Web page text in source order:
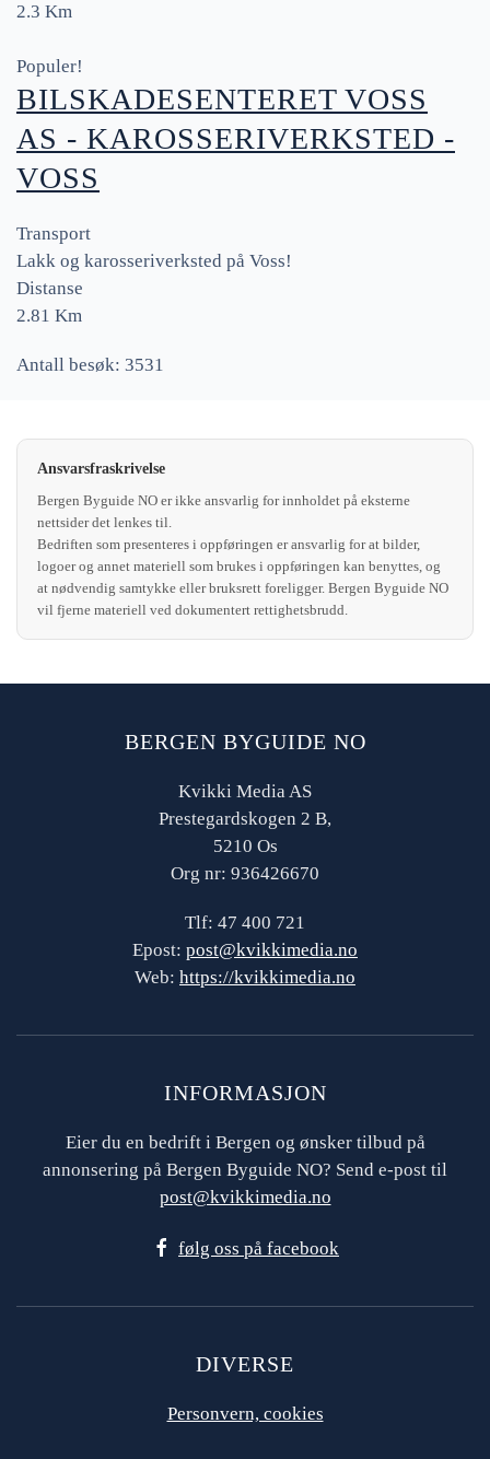
2.3 Km
Populer!
BILSKADESENTERET VOSS
AS - KAROSSERIVERKSTED -
VOSS
Transport
Lakk og karosseriverksted på Voss!
Distanse
2.81 Km
Antall besøk: 3531
Ansvarsfraskrivelse
Bergen Byguide NO er ikke ansvarlig for innholdet på eksterne
nettsider det lenkes til.
Bedriften som presenteres i oppføringen er ansvarlig for at bilder,
logoer og annet materiell som brukes i oppføringen kan benyttes, og
at nødvendig samtykke eller bruksrett foreligger. Bergen Byguide NO
vil fjerne materiell ved dokumentert rettighetsbrudd.
BERGEN BYGUIDE NO
Kvikki Media AS
Prestegardskogen 2 B,
5210 Os
Org nr: 936426670
Tlf: 47 400 721
Epost: post@kvikkimedia.no
Web: https://kvikkimedia.no
INFORMASJON
Eier du en bedrift i Bergen og ønsker tilbud på
annonsering på Bergen Byguide NO? Send e-post til
post@kvikkimedia.no
følg oss på facebook
DIVERSE
Personvern, cookies